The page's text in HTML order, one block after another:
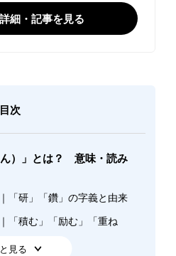
細・記事を見る
目次
ん）」とは？ 意味・読み
「研」「鑽」の字義と由来
「積む」「励む」「重ね
見る